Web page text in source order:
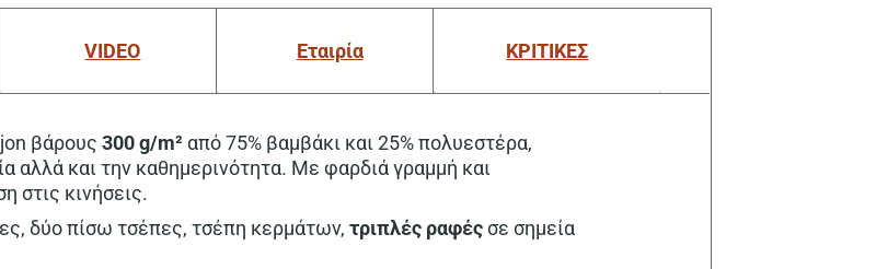
VIDEO Εταιρία ΚΡΙΤΙΚΕΣ
βάρους300 g/m² από 75% βαμβάκι και 25% πολυεστέρα,
αλλά και την καθημερινότητα. Με φαρδιά γραμμή και
στις κινήσεις.
δύο πίσω τσέπες, τσέπη κερμάτων,τριπλές ραφέςσε σημεία